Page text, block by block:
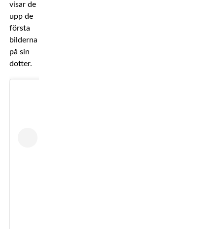
visar de
upp de
första
bilderna
på sin
dotter.